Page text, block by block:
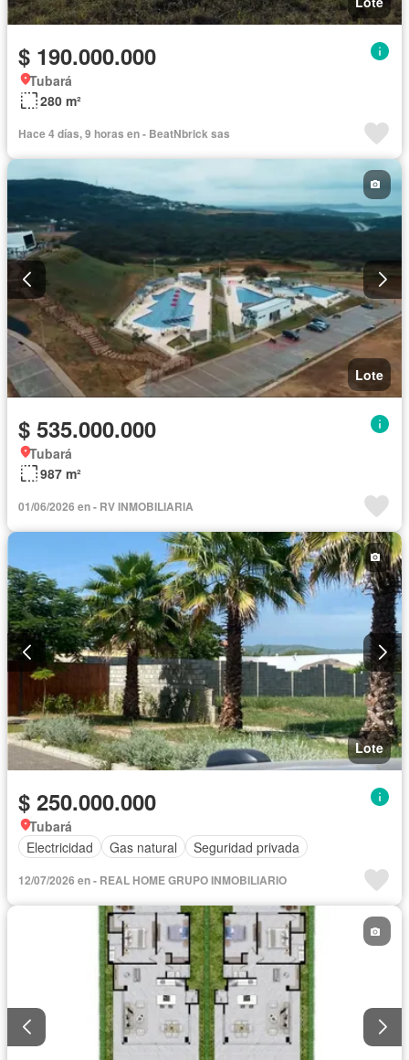
$ 190.000.000
Tubará
280 m²
Hace 4 días, 9 horas en - BeatNbrick sas
Lote
$ 535.000.000
Tubará
987 m²
01/06/2026 en - RV INMOBILIARIA
Lote
$ 250.000.000
Tubará
Electricidad
Gas natural Seguridad privada
12/07/2026 en - REAL HOME GRUPO INMOBILIARIO